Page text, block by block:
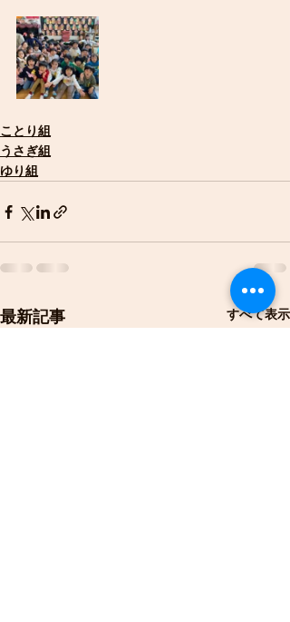
ことり組
うさぎ組
ゆり組
最新記事 すべて表示